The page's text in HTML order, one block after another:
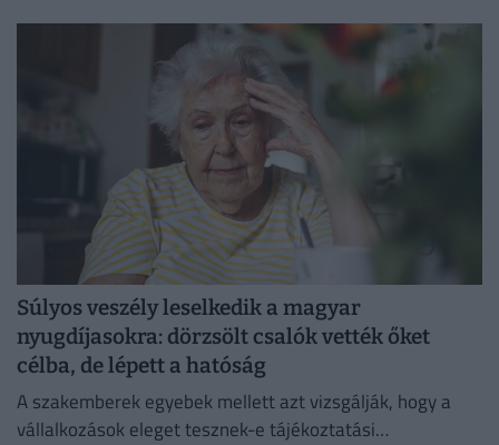
Súlyos veszély leselkedik a magyar
nyugdíjasokra: dörzsölt csalók vették őket
célba, de lépett a hatóság
A szakemberek egyebek mellett azt vizsgálják, hogy a
vállalkozások eleget tesznek-e tájékoztatási